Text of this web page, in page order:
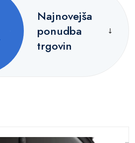
Najnovejša
ponudba
trgovin